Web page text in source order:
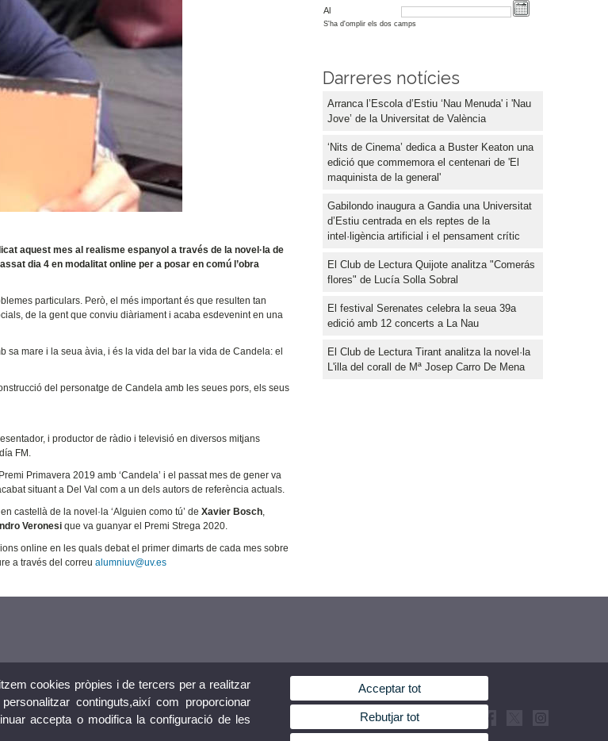
aquest mes al realisme espanyol a través de la novel·la de
dia 4 en modalitat online per a posar en comú l’obra
particulars. Però, el més important és que resulten tan
de la gent que conviu diàriament i acaba esdevenint en una
mare i la seua àvia, i és la vida del bar la vida de Candela: el
del personatge de Candela amb les seues pors, els seus
i productor de ràdio i televisió en diversos mitjans
FM.
Primavera 2019 amb ‘Candela’ i el passat mes de gener va
situant a Del Val com a un dels autors de referència actuals.
castellà de la novel·la ‘Alguien como tú’ deXavier Bosch
Veronesi que va guanyar el Premi Strega 2020.
online en les quals debat el primer dimarts de cada mes sobre
a través del correualumniuv@uv.es
Al
S'ha d'omplir els dos camps
Darreres notícies
Arranca l’Escola d’Estiu ‘Nau Menuda' i 'Nau
Jove’ de la Universitat de València
‘Nits de Cinema’ dedica a Buster Keaton una
edició que commemora el centenari de 'El
maquinista de la general'
Gabilondo inaugura a Gandia una Universitat
d’Estiu centrada en els reptes de la
intel·ligència artificial i el pensament crític
El Club de Lectura Quijote analitza "Comerás
flores" de Lucía Solla Sobral
El festival Serenates celebra la seua 39a
edició amb 12 concerts a La Nau
El Club de Lectura Tirant analitza la novel·la
L'illa del corall de Mª Josep Carro De Mena
cookies pròpies i de tercers per a realitzar
continguts,així com proporcionar
accepta o modifica la configuració de les
Acceptar tot
Rebutjar tot